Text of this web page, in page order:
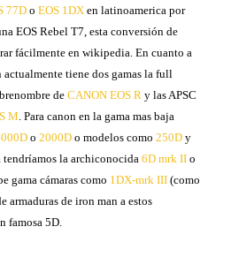
77D oEOS 1DX en latinoamerica por
EOS Rebel T7, esta conversión de
fácilmente en wikipedia. En cuanto a
actualmente tiene dos gamas la full
deCANON EOS R y las APSC
M. Para canon en la gama mas baja
o2000D o modelos como250D y
tendríamos la archiconocida6D mrk II o
gama cámaras como 1DX-mrk III (como
armaduras de iron man a estos
famosa 5D.